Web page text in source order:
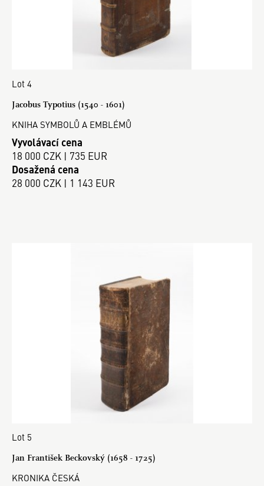
Lot 4
Jacobus Typotius (1540 - 1601)
KNIHA SYMBOLŮ A EMBLÉMŮ
Vyvolávací cena
18 000 CZK | 735 EUR
Dosažená cena
28 000 CZK | 1 143 EUR
Lot 5
Jan František Beckovský (1658 - 1725)
KRONIKA ČESKÁ